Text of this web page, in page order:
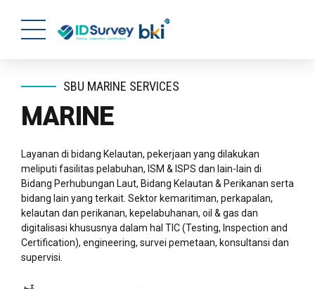
SBU MARINE SERVICES
MARINE
Layanan di bidang Kelautan, pekerjaan yang dilakukan
meliputi fasilitas pelabuhan, ISM & ISPS dan lain-lain di
Bidang Perhubungan Laut, Bidang Kelautan & Perikanan serta
bidang lain yang terkait. Sektor kemaritiman, perkapalan,
kelautan dan perikanan, kepelabuhanan, oil & gas dan
digitalisasi khususnya dalam hal TIC (Testing, Inspection and
Certification), engineering, survei pemetaan, konsultansi dan
supervisi.